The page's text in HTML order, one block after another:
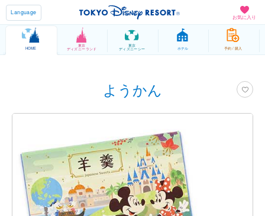
お気に入り
Language
HOME
東京
ディズニーランド
東京
ディズニーシー ホテル 予約 / 購入
ようかん